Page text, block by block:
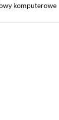
komputerowe